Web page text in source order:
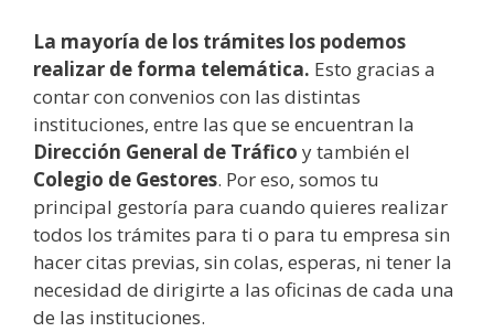
La mayoría de los trámites los podemos
realizar de forma telemática. Esto gracias a
contar con convenios con las distintas
instituciones, entre las que se encuentran la
Dirección General de Tráfico y también el
Colegio de Gestores. Por eso, somos tu
principal gestoría para cuando quieres realizar
todos los trámites para ti o para tu empresa sin
hacer citas previas, sin colas, esperas, ni tener la
necesidad de dirigirte a las oficinas de cada una
de las instituciones.